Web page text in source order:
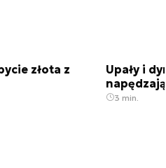
złota z
Upały i
3 min.